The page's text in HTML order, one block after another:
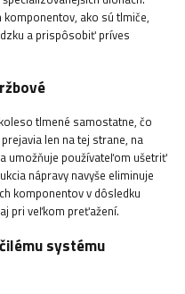
ako sú tlmiče,
a prispôsobiť príves
tlmené samostatne, čo
len na tej strane, na
umožňuje používateľom ušetriť
nápravy navyše eliminuje
komponentov v dôsledku
pri veľkom preťažení.
systému